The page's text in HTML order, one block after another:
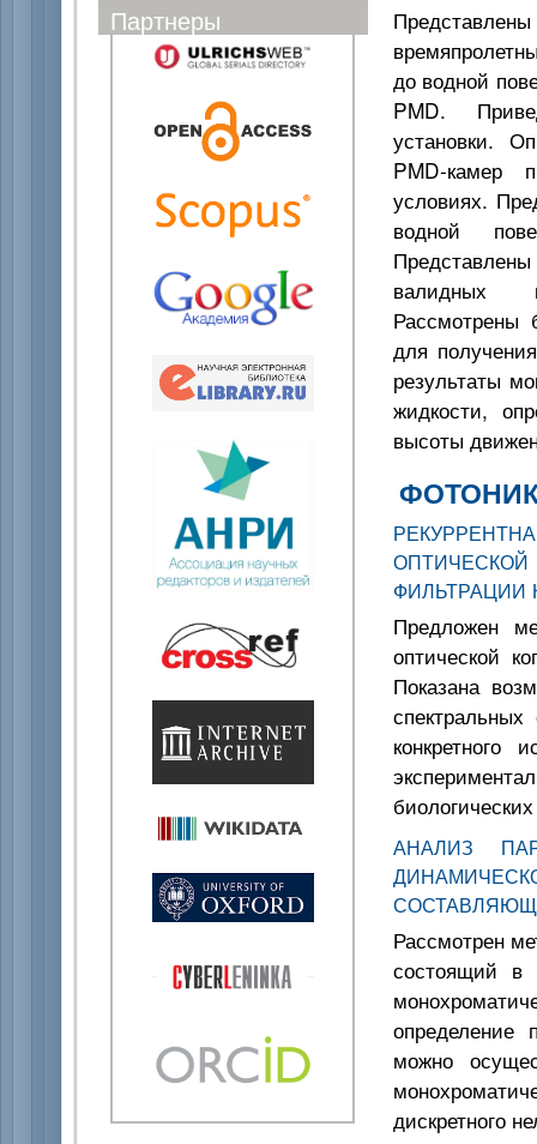
Партнеры
до водной
PMD.
установки.
PMD-камер
условиях.
водной
валидных
Рассмотрены
для
результаты
жидкости,
высоты
ФИЛЬТРАЦИИ
Предложен
оптической
Показана
конкретного
АНАЛИЗ
Рассмотрен
состоящий в
определение
можно
дискретного